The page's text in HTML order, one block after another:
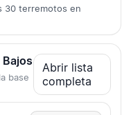
30 terremotos en
base
Abrir lista
completa